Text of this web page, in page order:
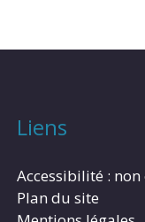
Liens
Accessibilité :
Plan du site